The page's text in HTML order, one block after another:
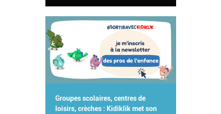
Groupes scolaires, centres de
loisirs, crèches : Kidiklik met son